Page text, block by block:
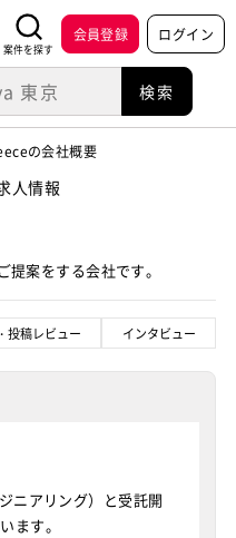
案件を探す
会員登録 ログイン
の会社概要
人情報
案をする会社です。
投稿レビュー インタビュー
ニアリング）と受託開
ます。